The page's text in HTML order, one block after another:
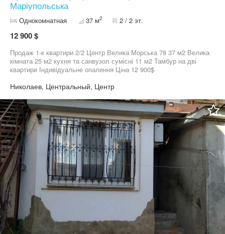
Маріупольська
Однокомнатная 37 м2 2 / 2 эт.
12 900 $
Продаж 1-к квартири 2/2 Центр Велика Морська 78 37 м2 Велика
кімната 25 м2 кухня та санвузол сумісні 11 м2 Тамбур на дві
квартири Індивідуальне опалення Ціна 12 900$
Николаев, Центральный, Центр